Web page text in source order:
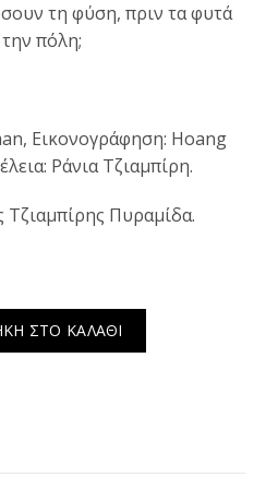
τη φύση, πριν τα φυτά
πόλη;
Εικονογράφηση: Hoang
Ράνια Τζιαμπίρη.
Τζιαμπίρης Πυραμίδα.
ΣΤΟ ΚΑΛΆΘΙ